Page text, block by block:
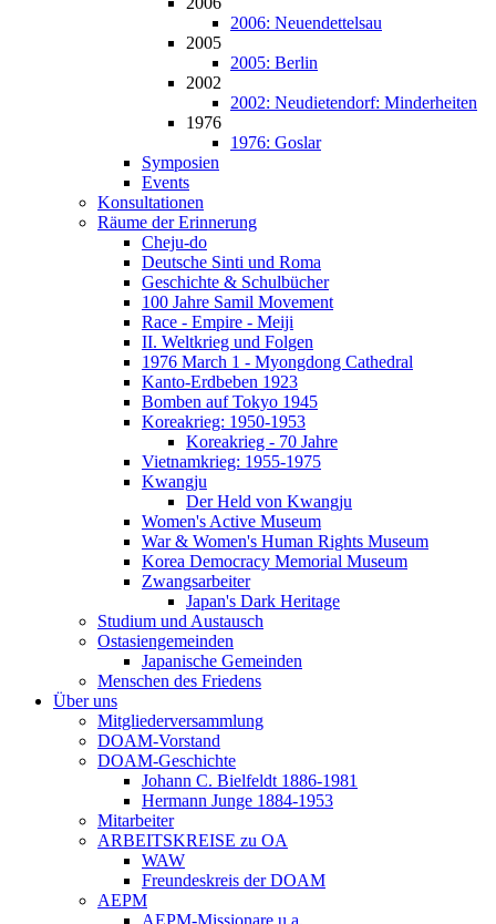
2006: Neuendettelsau
2005
2005: Berlin
2002
2002: Neudietendorf: Minderheiten
1976
1976: Goslar
Symposien
Events
Konsultationen
Räume der Erinnerung
Cheju-do
Deutsche Sinti und Roma
Geschichte & Schulbücher
100 Jahre Samil Movement
Race - Empire - Meiji
II. Weltkrieg und Folgen
1976 March 1 - Myongdong Cathedral
Kanto-Erdbeben 1923
Bomben auf Tokyo 1945
Koreakrieg: 1950-1953
Koreakrieg - 70 Jahre
Vietnamkrieg: 1955-1975
Kwangju
Der Held von Kwangju
Women's Active Museum
War & Women's Human Rights Museum
Korea Democracy Memorial Museum
Zwangsarbeiter
Japan's Dark Heritage
Studium und Austausch
Ostasiengemeinden
Japanische Gemeinden
Menschen des Friedens
Über uns
Mitgliederversammlung
DOAM-Vorstand
DOAM-Geschichte
Johann C. Bielfeldt 1886-1981
Hermann Junge 1884-1953
Mitarbeiter
ARBEITSKREISE zu OA
WAW
Freundeskreis der DOAM
AEPM
AEPM-Missionare u.a.